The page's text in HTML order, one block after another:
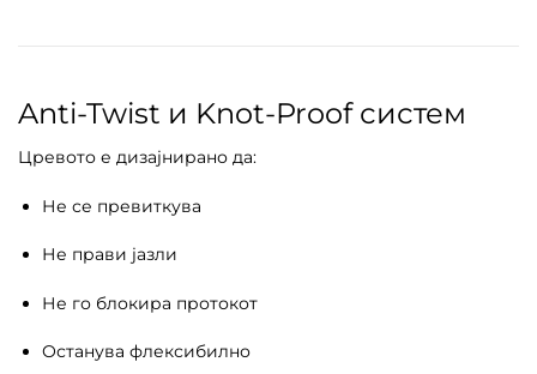
Anti-Twist и Knot-Proof систем
Цревото е дизајнирано да:
Не се превиткува
Не прави јазли
Не го блокира протокот
Останува флексибилно